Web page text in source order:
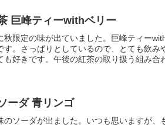
巨峰ティーwithベリー
秋限定の味が出ていました。巨峰ティー
す。さっぱりとしているので、とても飲
も好きです。午後の紅茶の取り扱う組み合
ーダ 青リンゴ
のソーダが出ました。いつも思いますが